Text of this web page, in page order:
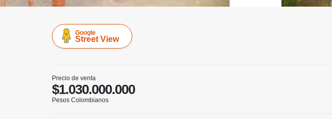
Google
Street View
Precio de venta
$1.030.000.000
Pesos Colombianos